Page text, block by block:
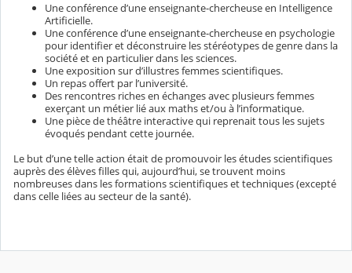
Une conférence d’une enseignante-chercheuse en Intelligence
Artificielle.
Une conférence d’une enseignante-chercheuse en psychologie
pour identifier et déconstruire les stéréotypes de genre dans la
société et en particulier dans les sciences.
Une exposition sur d’illustres femmes scientifiques.
Un repas offert par l’université.
Des rencontres riches en échanges avec plusieurs femmes
exerçant un métier lié aux maths et/ou à l’informatique.
Une pièce de théâtre interactive qui reprenait tous les sujets
évoqués pendant cette journée.
Le but d’une telle action était de promouvoir les études scientifiques
auprès des élèves filles qui, aujourd’hui, se trouvent moins
nombreuses dans les formations scientifiques et techniques (excepté
dans celle liées au secteur de la santé).